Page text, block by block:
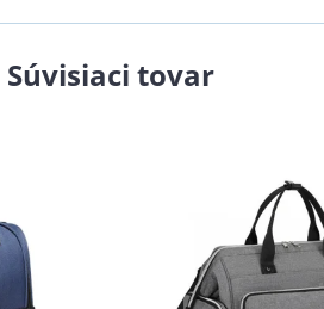
Súvisiaci tovar